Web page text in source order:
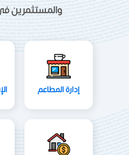
والمستثمرين
إدارة المطاعم